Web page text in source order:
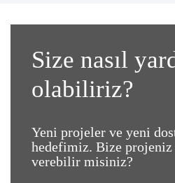
Size nasıl
olabiliriz?
Yeni projeler ve yeni
hedefimiz. Bize
verebilir misiniz?